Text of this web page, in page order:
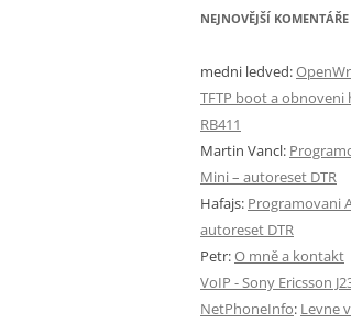
NEJNOVĚJŠÍ KOMENTÁŘE
medni ledved:
TFTP boot a
RB411
Martin Vancl:
Mini – autoreset DTR
Hafajs: Programovani
autoreset DTR
Petr:O mně a kontakt
VoIP - Sony Ericsson
NetPhoneInfo: Levne